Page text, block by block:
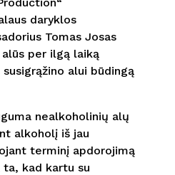
daryklos
Tomas Josas
per ilgą laiką
alui būdingą
nealkoholinių alų
alkoholį iš jau
terminį apdorojimą
kad kartu su